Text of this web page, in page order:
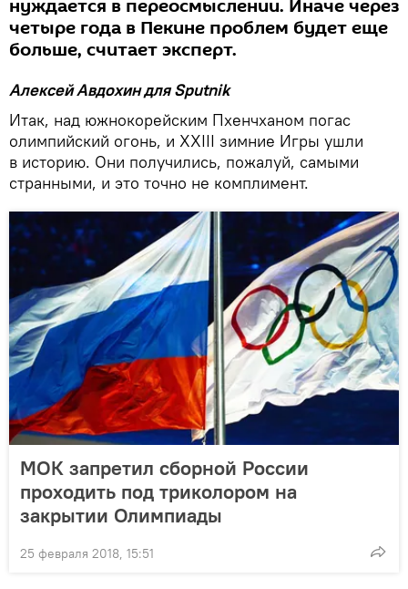
нуждается в переосмыслении. Иначе через
четыре года в Пекине проблем будет еще
больше, считает эксперт.
Алексей Авдохин для Sputnik
Итак, над южнокорейским Пхенчханом погас
олимпийский огонь, и XXIII зимние Игры ушли
в историю. Они получились, пожалуй, самыми
странными, и это точно не комплимент.
МОК запретил сборной России
проходить под триколором на
закрытии Олимпиады
25 февраля 2018, 15:51